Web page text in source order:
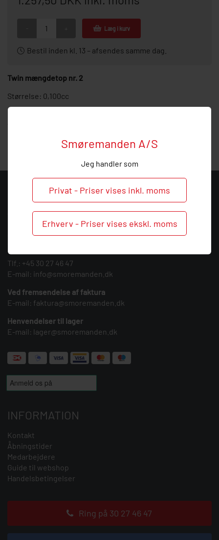
Smøremanden A/S
Jeg handler som
Privat - Priser vises inkl. moms
Erhverv - Priser vises ekskl. moms
Læg i kurv
Bestil inden kl. 13 – afsendes samme dag.
Twin mængdetop nr. 2
Størrelse: 0,100cc
KONTAKT
Smøremanden A/S
CVR: 39683717
Søndergården 3
Tlf.: +45 30 27 46 47
E-mail: info@smoremanden.dk
Ved fremsendelse af faktura
E-mail: faktura@smoremanden.dk
Henvendelser til lager
E-mail: lager@smoremanden.dk
INFORMATION
Kontakt
Åbningstider
Medarbejdere
Guide til webshop
Handelsbetingelser
Ring på 30 27 46 47